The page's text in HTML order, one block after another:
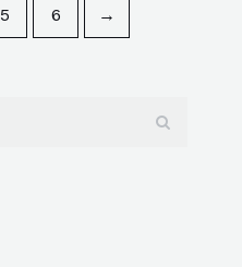
5 6 →